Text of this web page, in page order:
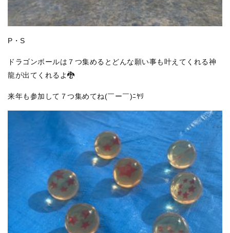
P・S
ドラゴンボールは７つ集めるとどんな願い事も叶えてくれる神
龍が出てくれるよ🐉
来年も参加して７つ集めてね(￣ー￣)ﾆﾔﾘ